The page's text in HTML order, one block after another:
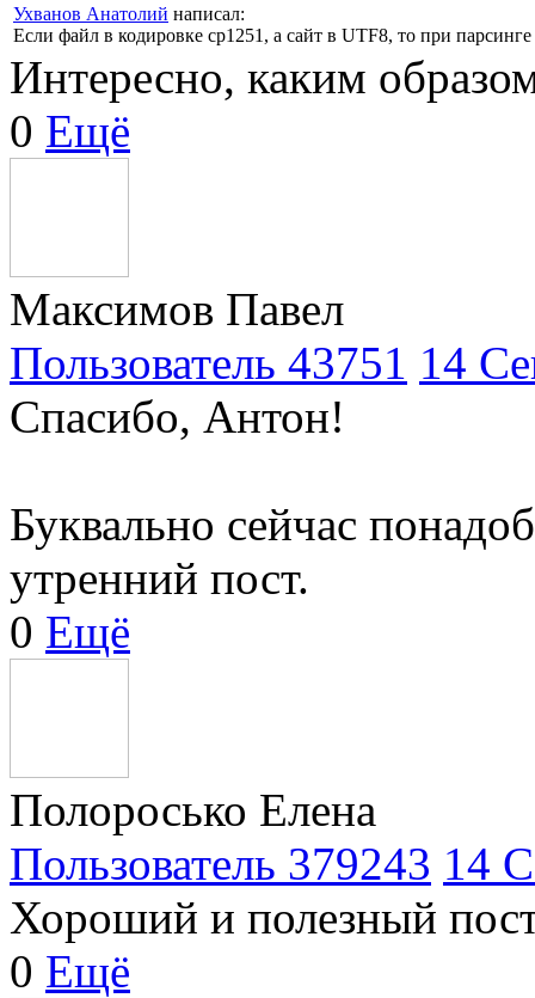
Ухванов Анатолий написал:
Если файл в кодировке cp1251, а сайт в UTF8, то при
Интересно, каким
0 Ещё
Максимов Павел
Пользователь 43751 14
Спасибо, Антон!
Буквально сейчас
утренний пост.
0 Ещё
Полоросько Елена
Пользователь 379243 14
Хороший и полезный
0 Ещё